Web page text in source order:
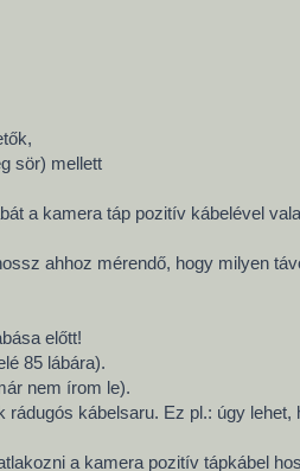
sör) mellett
a kamera táp pozitív kábelével
ahhoz mérendő, hogy milyen
előtt!
85 lábára).
nem írom le).
kábelsaru. Ez pl.: úgy
a kamera pozitív tápkábel